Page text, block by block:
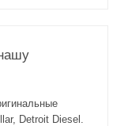
Detroit Diesel.